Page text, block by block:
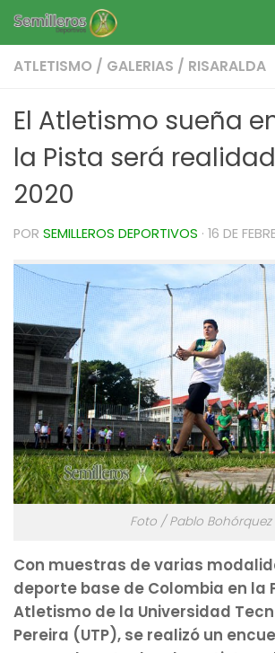
Saltar al contenido
ATLETISMO / GALERIAS / RISARALDA
El Atletismo sueña
la Pista será
2020
POR SEMILLEROS DEPORTIVOS · 16 DE
Foto / Pablo Bohórquez
Con muestras de varias
deporte base de Colombia en la
Atletismo de la Universidad
Pereira (UTP), se realizó un